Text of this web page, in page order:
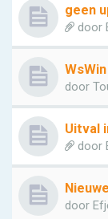
geen
door
door
Uitval
door
door